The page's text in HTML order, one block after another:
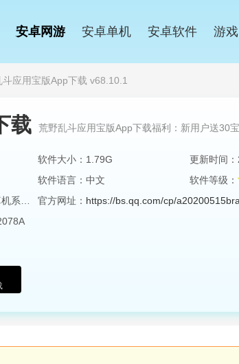
安卓网游 安卓单机 安卓软件 游
应用宝版App下载 v68.10.1
载 荒野乱斗应用宝版App下载福利：新用户送30
软件大小：1.79G
更新时间
软件语言：中文
软件等级：
官方网址： https://bs.qq.com/cp/